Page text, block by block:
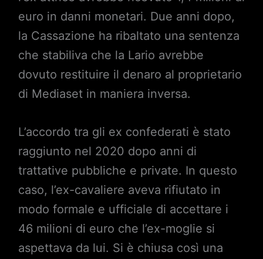
euro in danni monetari. Due anni dopo,
la Cassazione ha ribaltato una sentenza
che stabiliva che la Lario avrebbe
dovuto restituire il denaro al proprietario
di Mediaset in maniera inversa.
L’accordo tra gli ex confederati è stato
raggiunto nel 2020 dopo anni di
trattative pubbliche e private. In questo
caso, l’ex-cavaliere aveva rifiutato in
modo formale e ufficiale di accettare i
46 milioni di euro che l’ex-moglie si
aspettava da lui. Si è chiusa così una